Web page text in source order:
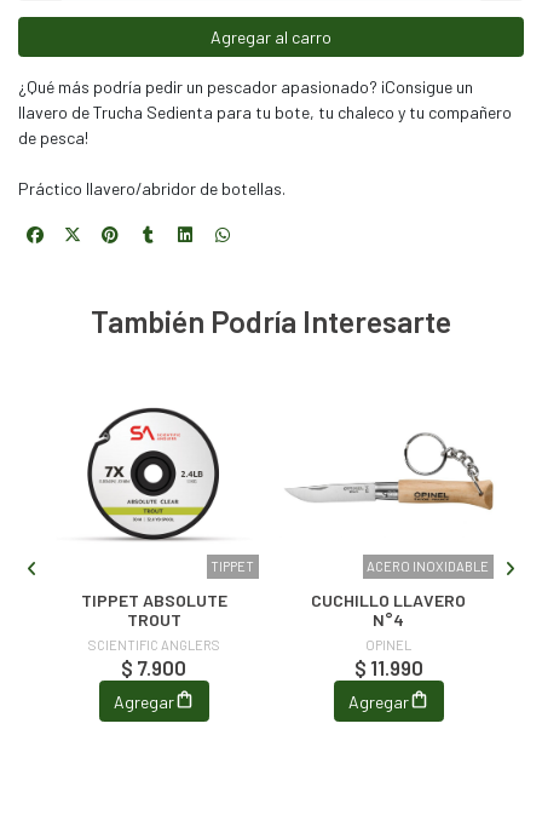
Agregar al carro
¿Qué más podría pedir un pescador apasionado? ¡Consigue un
llavero de Trucha Sedienta para tu bote, tu chaleco y tu compañero
de pesca!
Práctico llavero/abridor de botellas.
También Podría Interesarte
TIPPET
TIPPET ABSOLUTE
TROUT
SCIENTIFIC ANGLERS
$ 7.900
Agregar
ACERO INOXIDABLE
CUCHILLO LLAVERO
N°4
OPINEL
$ 11.990
Agregar